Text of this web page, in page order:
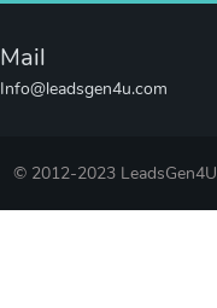
Mail
Info@leadsgen4u.com
© 2012-2023 LeadsGen4U